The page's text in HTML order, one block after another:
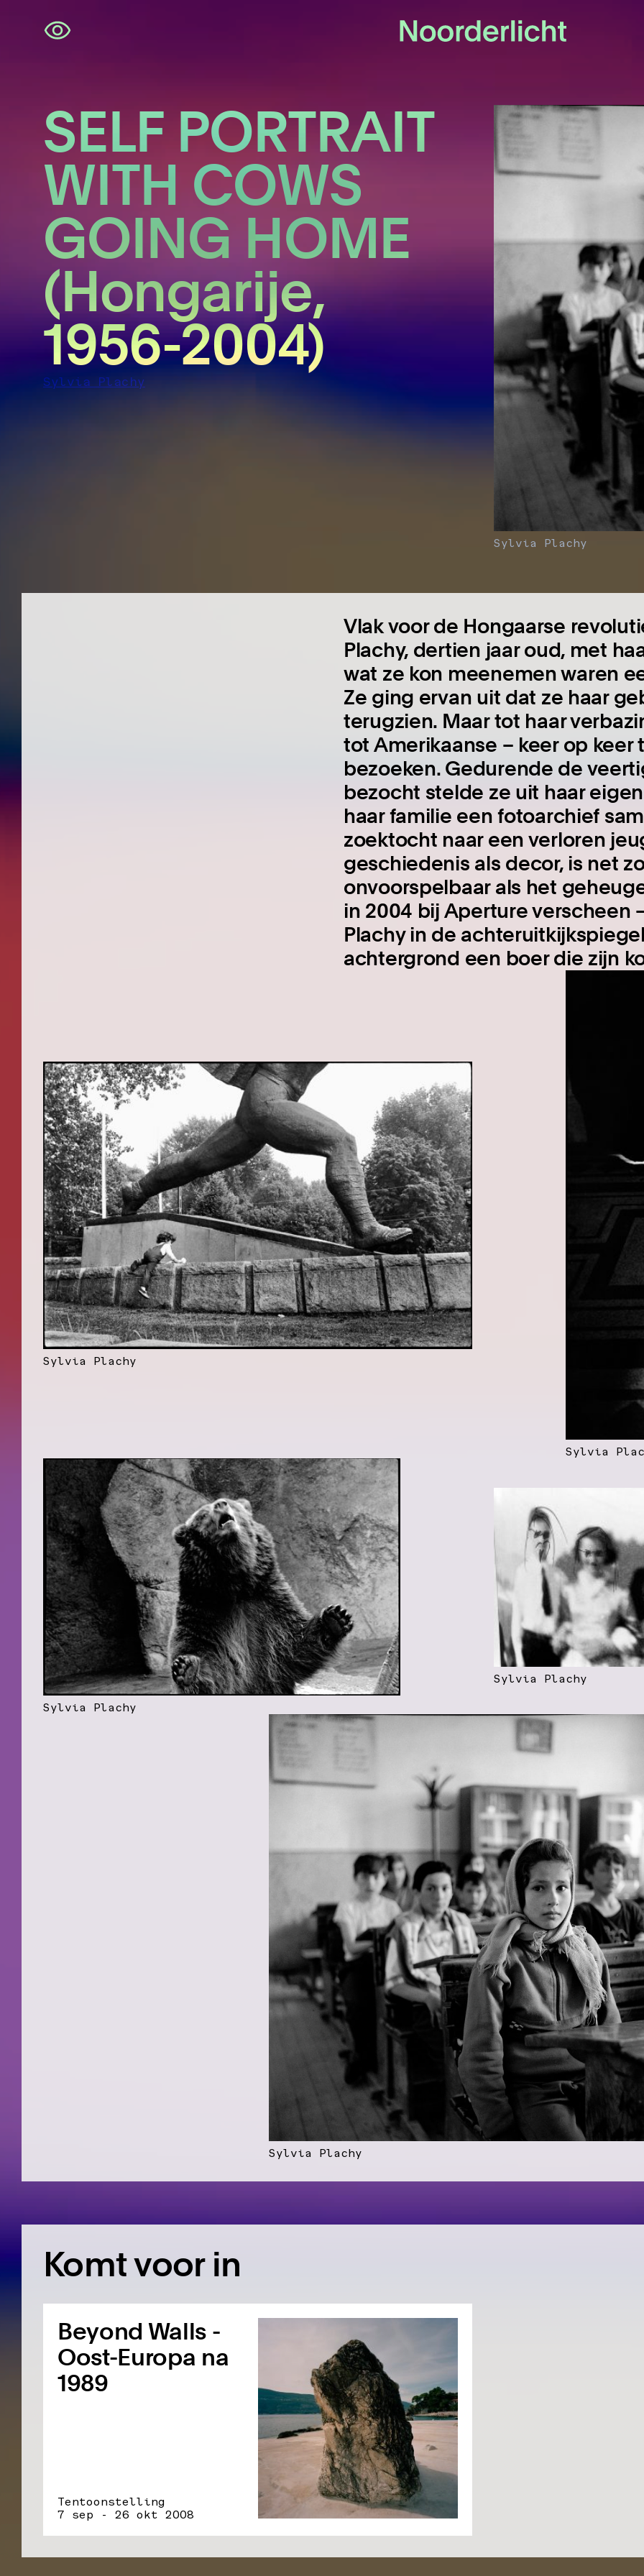
Navigatie
overslaan
SELF PORTRAIT
WITH COWS
GOING HOME
(Hongarije,
1956-2004)
Sylvia Plachy
Sylvia Plachy
Vlak voor de Hongaarse
Plachy, dertien jaar oud, met
wat ze kon meenemen waren
Ze ging ervan uit dat ze haar
terugzien. Maar tot haar
tot Amerikaanse – keer op
bezoeken. Gedurende de
bezocht stelde ze uit haar
haar familie een fotoarchief
zoektocht naar een verloren
geschiedenis als decor, is net
onvoorspelbaar als het
in 2004 bij Aperture verscheen
Plachy in de
achtergrond een boer die zijn
Sylvia Plachy
Sylvia
Sylvia Plachy
Sylvia Plachy
Sylvia Plachy
Komt voor in
Beyond Walls -
Oost-Europa na
1989
Tentoonstelling
7 sep - 26 okt 2008